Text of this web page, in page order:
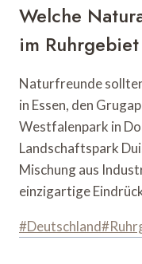
Welche
im
Naturfreunde
in Essen, den
Westfalenpark in
Landschaftspark
Mischung aus
einzigartige
Schlagworte:
#Deutschland#